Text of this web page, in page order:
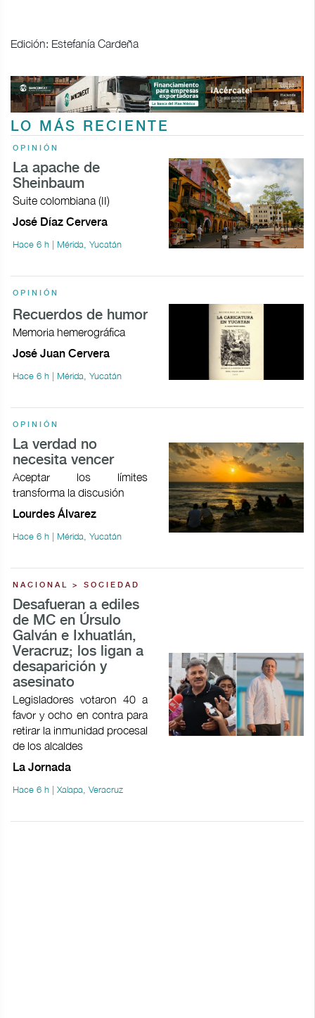
Edición: Estefanía Cardeña
LO MÁS RECIENTE
OPINIÓN
La apache de
Sheinbaum
Suite colombiana (II)
José Díaz Cervera
Hace 6 h | Mérida, Yucatán
OPINIÓN
Recuerdos de humor
Memoria hemerográfica
José Juan Cervera
Hace 6 h | Mérida, Yucatán
OPINIÓN
La verdad no
necesita vencer
Aceptar los límites
transforma la discusión
Lourdes Álvarez
Hace 6 h | Mérida, Yucatán
NACIONAL > SOCIEDAD
Desafueran a ediles
de MC en Úrsulo
Galván e Ixhuatlán,
Veracruz; los ligan a
desaparición y
asesinato
Legisladores votaron 40 a
favor y ocho en contra para
retirar la inmunidad procesal
de los alcaldes
La Jornada
Hace 6 h | Xalapa, Veracruz